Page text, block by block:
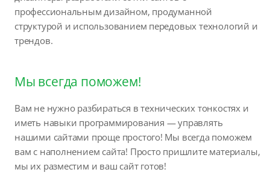
профессиональным дизайном, продуманной
структурой и использованием передовых технологий и
трендов.
Мы всегда поможем!
Вам не нужно разбираться в технических тонкостях и
иметь навыки программирования — управлять
нашими сайтами проще простого! Мы всегда поможем
вам с наполнением сайта! Просто пришлите материалы,
мы их разместим и ваш сайт готов!